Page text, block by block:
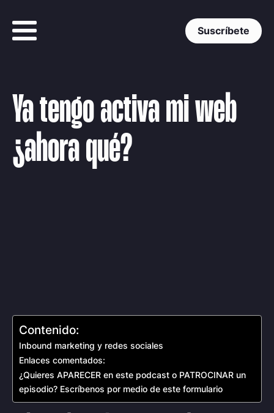
Suscríbete
Ya tengo activa mi web
¿ahora qué?
Contenido:
Inbound marketing y redes sociales
Enlaces comentados:
¿Quieres APARECER en este podcast o PATROCINAR un
episodio? Escríbenos por medio de este formulario